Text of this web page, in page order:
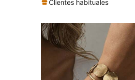
Clientes habituales